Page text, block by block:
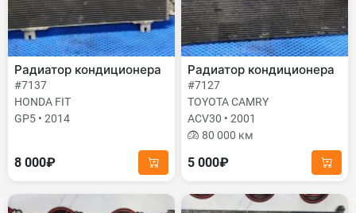
Радиатор кондиционера
#7137
HONDA FIT
GP5 • 2014
8 000₽
Радиатор кондиционера
#7127
TOYOTA CAMRY
ACV30 • 2001
80 000 км
5 000₽